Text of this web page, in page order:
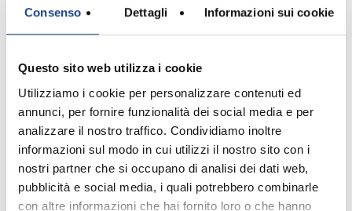
Consenso Dettagli Informazioni sui cookie
Questo sito web utilizza i cookie
Utilizziamo i cookie per personalizzare contenuti ed
annunci, per fornire funzionalità dei social media e per
analizzare il nostro traffico. Condividiamo inoltre
informazioni sul modo in cui utilizzi il nostro sito con i
nostri partner che si occupano di analisi dei dati web,
pubblicità e social media, i quali potrebbero combinarle
con altre informazioni che hai fornito loro o che hanno
rischio di prendersi un bel raffreddore!
con i bimbi del Piccolo Coro per una
canottiera”!